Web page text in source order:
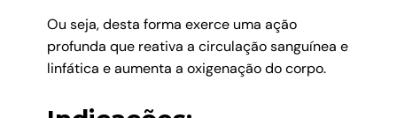
Ou seja, desta forma exerce uma ação
profunda que reativa a circulação sanguínea e
linfática e aumenta a oxigenação do corpo.